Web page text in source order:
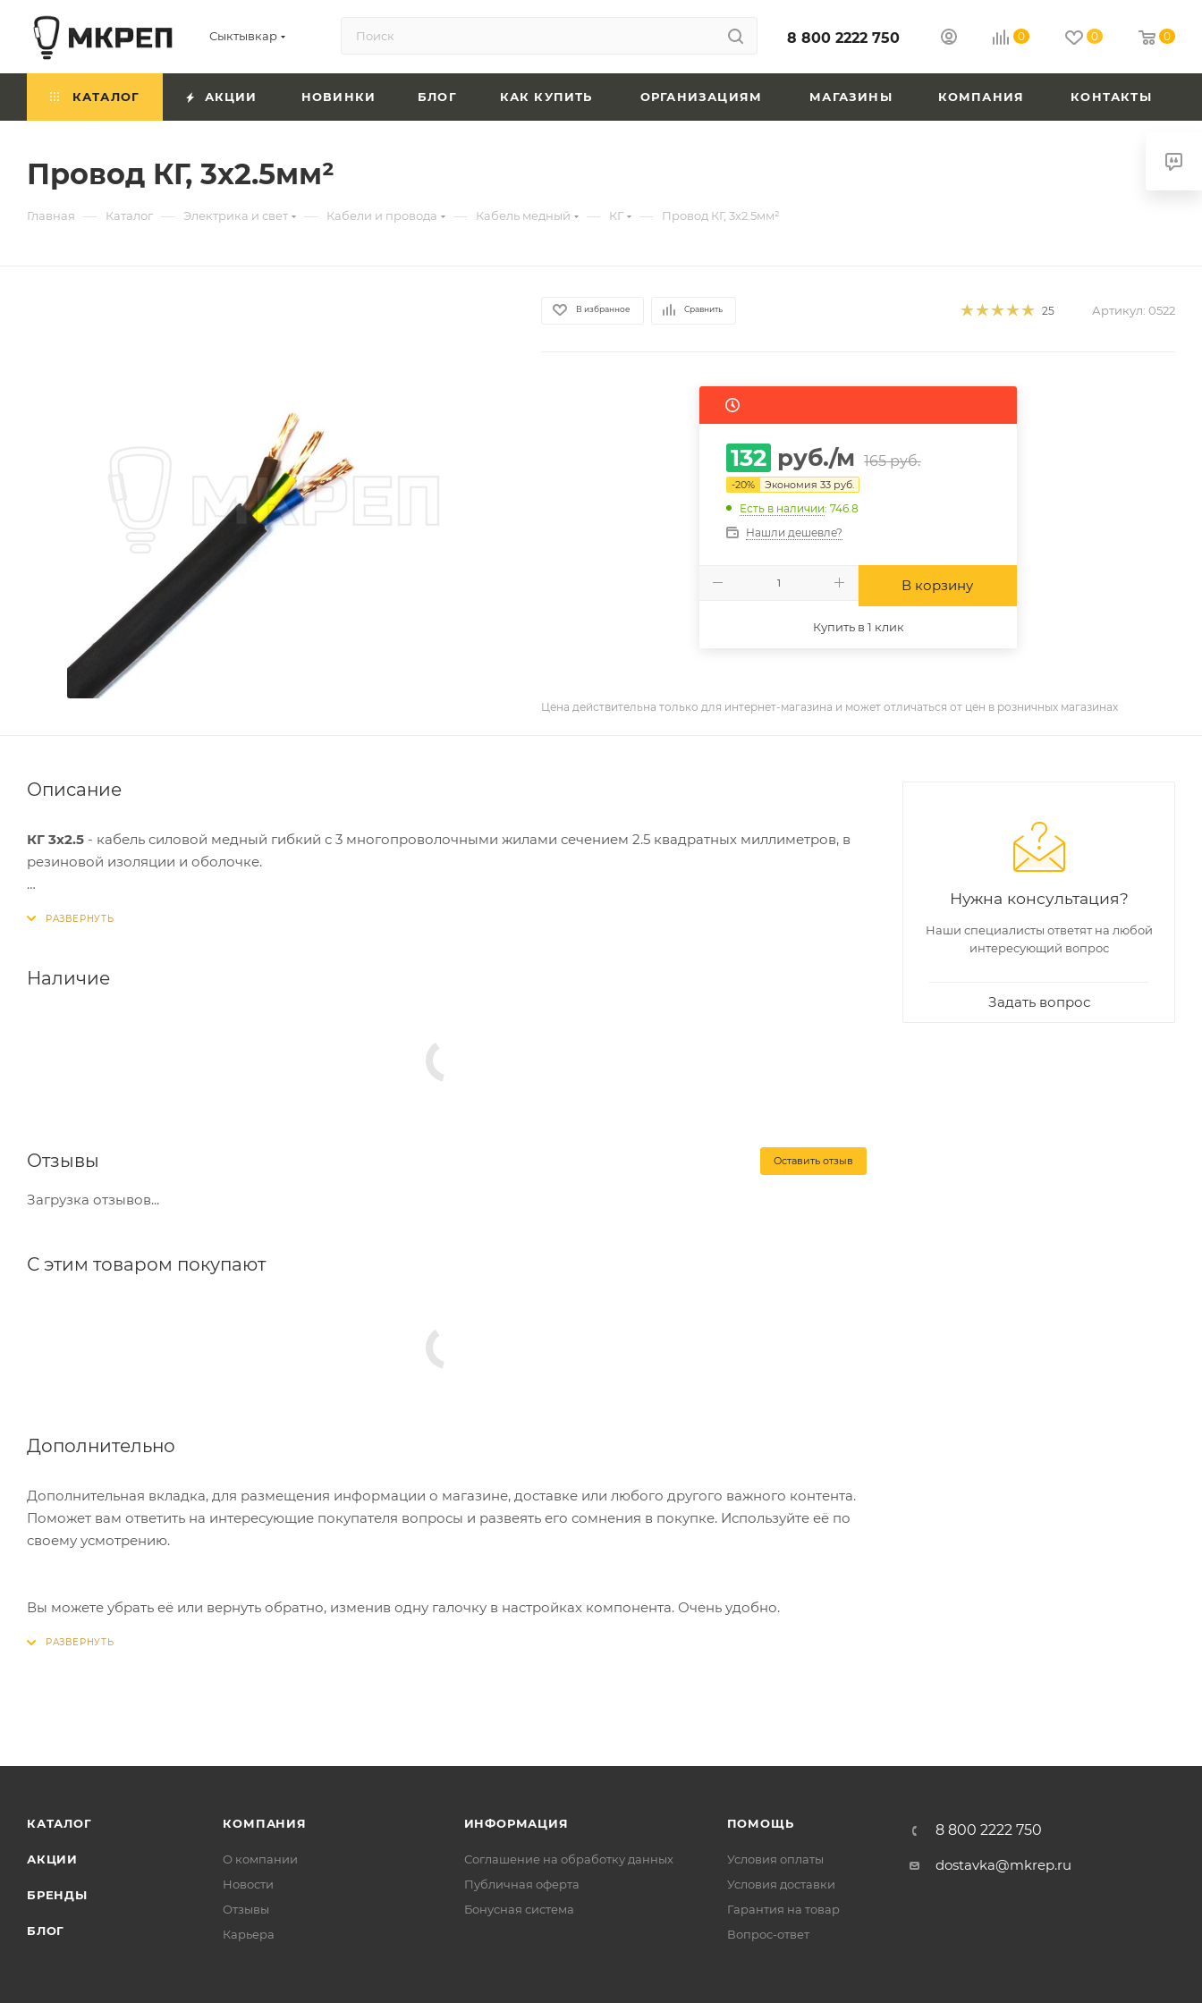
Сыктывкар 8 800 2222 750 0 0 0
КАТАЛОГ АКЦИИ НОВИНКИ БЛОГ КАК КУПИТЬ ОРГАНИЗАЦИЯМ МАГАЗИНЫ КОМПАНИЯ КОНТАКТЫ
Провод КГ, 3x2.5мм²
Главная — Каталог — Электрика и свет — Кабели и провода — Кабель медный — КГ — Провод КГ, 3x2.5мм²
В избранное Сравнить 25 Артикул: 0522
132 руб./м 165руб.
-20% Экономия33 руб.
Есть в наличии: 746.8
Нашли дешевле?
В корзину
Купить в 1 клик
Цена действительна только для интернет-магазина и может отличаться от цен в розничных магазинах
Описание
КГ 3х2.5 - кабель силовой медный гибкий с 3 многопроволочными жилами сечением 2.5 квадратных миллиметров, в
резиновой изоляции и оболочке.
оборудование.
Наличие
Отзывы Оставить отзыв
Загрузка отзывов...
С этим товаром покупают
Дополнительно
Дополнительная вкладка, для размещения информации о магазине, доставке или любого другого важного контента.
Поможет вам ответить на интересующие покупателя вопросы и развеять его сомнения в покупке. Используйте её по
своему усмотрению.
Вы можете убрать её или вернуть обратно, изменив одну галочку в настройках компонента. Очень удобно.
Нужна консультация?
Наши специалисты ответят на любой
интересующий вопрос
Задать вопрос
КАТАЛОГ
АКЦИИ
БРЕНДЫ
БЛОГ
КОМПАНИЯ
О компании
Новости
Отзывы
Карьера
ИНФОРМАЦИЯ
Соглашение на обработку данных
Публичная оферта
Бонусная система
ПОМОЩЬ
Условия оплаты
Условия доставки
Гарантия на товар
Вопрос-ответ
8 800 2222 750
dostavka@mkrep.ru